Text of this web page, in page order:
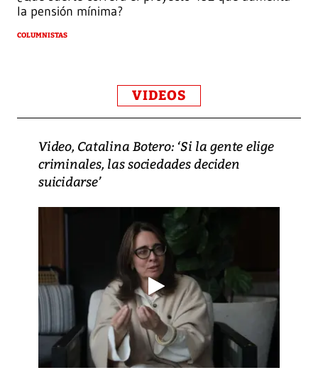
la pensión mínima?
COLUMNISTAS
VIDEOS
Video, Catalina Botero: ‘Si la gente elige
criminales, las sociedades deciden
suicidarse’